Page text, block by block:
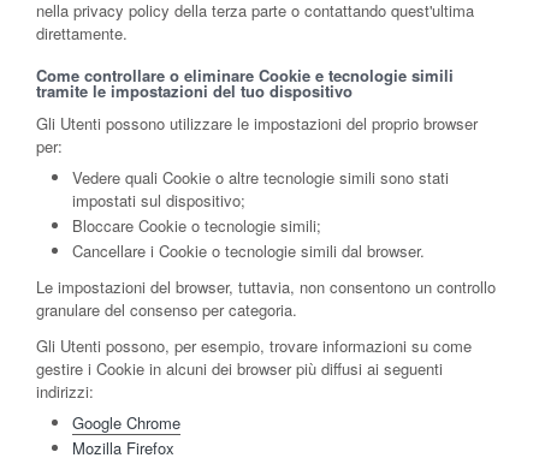
nella privacy policy della terza parte o contattando quest'ultima
direttamente.
Come controllare o eliminare Cookie e tecnologie simili
tramite le impostazioni del tuo dispositivo
Gli Utenti possono utilizzare le impostazioni del proprio browser
per:
Vedere quali Cookie o altre tecnologie simili sono stati
impostati sul dispositivo;
Bloccare Cookie o tecnologie simili;
Cancellare i Cookie o tecnologie simili dal browser.
Le impostazioni del browser, tuttavia, non consentono un controllo
granulare del consenso per categoria.
Gli Utenti possono, per esempio, trovare informazioni su come
gestire i Cookie in alcuni dei browser più diffusi ai seguenti
indirizzi:
Google Chrome
Mozilla Firefox